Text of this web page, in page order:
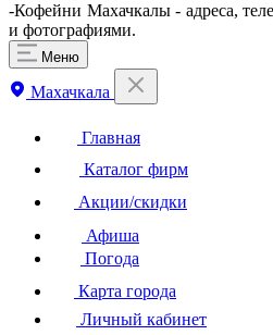
-Кофейни Махачкалы - адреса,
и фотографиями.
Меню
Махачкала
Главная
Каталог фирм
Акции/скидки
Афиша
Погода
Карта города
Личный кабинет